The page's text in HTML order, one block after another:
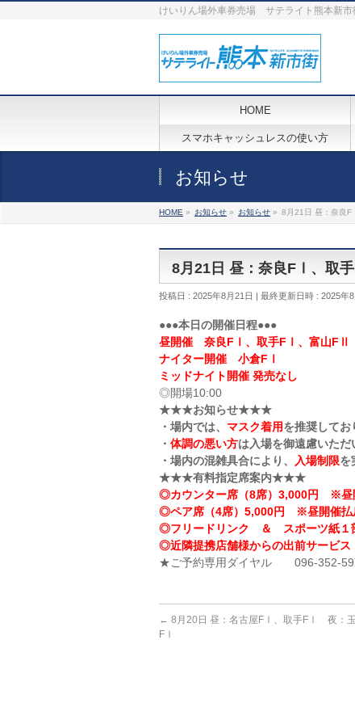
けいりん場外車券売場 サテライト熊本新市
HOME
スマホキャッシュレスの使い方
お知らせ
HOME » お知らせ » お知らせ » 8月21日 昼：奈良
8月21日 昼：奈良FⅠ、取
投稿日 : 2025年8月21日 最終更新日時 : 2025年8
●●●本日の開催日程●●●
昼開催 奈良FⅠ、取手FⅠ、富山FⅡ
ナイター開催 小倉FⅠ
ミッドナイト開催 発売なし
◎開場10:00
★★★お知らせ★★★
・場内では、 マスク着用を推奨してお
・ 体調の悪い方は入場を御遠慮いただ
・場内の混雑具合により、
入場制限を
★★★有料指定席案内★★★
◎カウンター席（8席）3,000円 ※昼
◎ペア席（4席）5,000円 ※昼開催
◎フリードリンク ＆ スポーツ紙１
◎近隣提携店舗様からの出前サービス
★ご予約専用ダイヤル 096-352-
← 8月20日 昼：名古屋FⅠ、取手FⅠ 夜：
FⅠ